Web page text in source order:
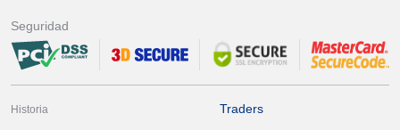
Seguridad
Historia Traders